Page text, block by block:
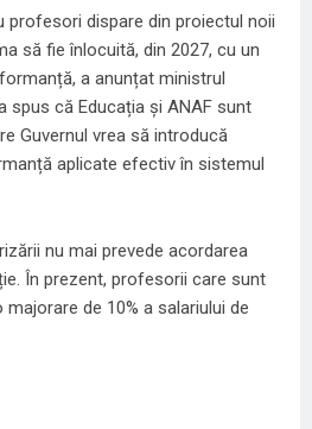
profesori dispare din proiectul noii
să fie înlocuită, din 2027, cu un
a anunțat ministrul
spus că Educația și ANAF sunt
Guvernul vrea să introducă
aplicate efectiv în sistemul
nu mai prevede acordarea
În prezent, profesorii care sunt
de 10% a salariului de